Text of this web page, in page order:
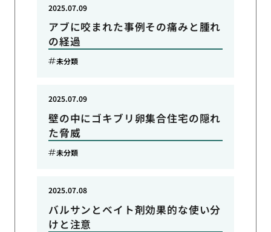
アブに咬まれた事例その痛みと腫れ
の経過
2025.07.09
未分類
壁の中にゴキブリ卵集合住宅の隠れ
た脅威
2025.07.09
未分類
バルサンとベイト剤効果的な使い分
けと注意
2025.07.08